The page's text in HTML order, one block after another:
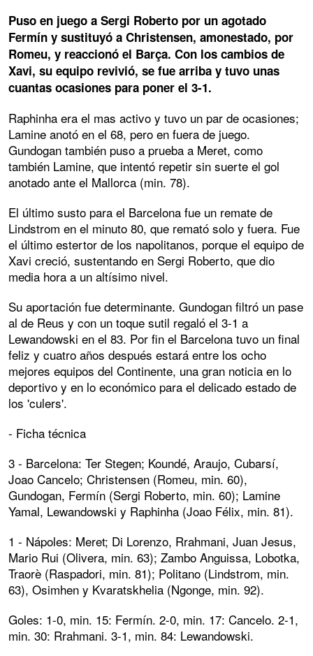
Puso en juego a Sergi Roberto por un agotado
Fermín y sustituyó a Christensen, amonestado, por
Romeu, y reaccionó el Barça. Con los cambios de
Xavi, su equipo revivió, se fue arriba y tuvo unas
cuantas ocasiones para poner el 3-1.
Raphinha era el mas activo y tuvo un par de ocasiones;
Lamine anotó en el 68, pero en fuera de juego.
Gundogan también puso a prueba a Meret, como
también Lamine, que intentó repetir sin suerte el gol
anotado ante el Mallorca (min. 78).
El último susto para el Barcelona fue un remate de
Lindstrom en el minuto 80, que remató solo y fuera. Fue
el último estertor de los napolitanos, porque el equipo de
Xavi creció, sustentando en Sergi Roberto, que dio
media hora a un altísimo nivel.
Su aportación fue determinante. Gundogan filtró un pase
al de Reus y con un toque sutil regaló el 3-1 a
Lewandowski en el 83. Por fin el Barcelona tuvo un final
feliz y cuatro años después estará entre los ocho
mejores equipos del Continente, una gran noticia en lo
deportivo y en lo económico para el delicado estado de
los 'culers'.
- Ficha técnica
3 - Barcelona: Ter Stegen; Koundé, Araujo, Cubarsí,
Joao Cancelo; Christensen (Romeu, min. 60),
Gundogan, Fermín (Sergi Roberto, min. 60); Lamine
Yamal, Lewandowski y Raphinha (Joao Félix, min. 81).
1 - Nápoles: Meret; Di Lorenzo, Rrahmani, Juan Jesus,
Mario Rui (Olivera, min. 63); Zambo Anguissa, Lobotka,
Traorè (Raspadori, min. 81); Politano (Lindstrom, min.
63), Osimhen y Kvaratskhelia (Ngonge, min. 92).
Goles: 1-0, min. 15: Fermín. 2-0, min. 17: Cancelo. 2-1,
min. 30: Rrahmani. 3-1, min. 84: Lewandowski.